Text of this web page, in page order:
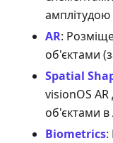
AR:
об'єктами
Spatial
visionOS
об'єктами в
Biometrics: